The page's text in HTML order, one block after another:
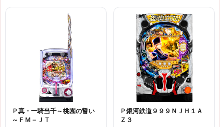
Ｐ真・一騎当千～桃園の誓い
～ＦＭ－ＪＴ
Ｐ銀河鉄道９９９ＮＪＨ１Ａ
Ｚ３